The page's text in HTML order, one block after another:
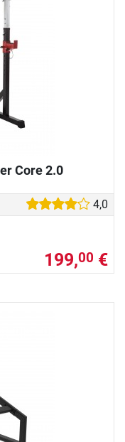
Core 2.0
4,0
199,00 €